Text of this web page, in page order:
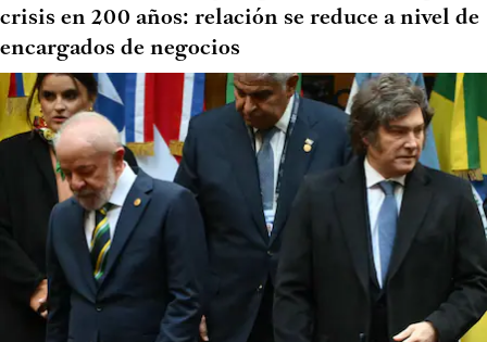
crisis en 200 años: relación se reduce a nivel de
encargados de negocios